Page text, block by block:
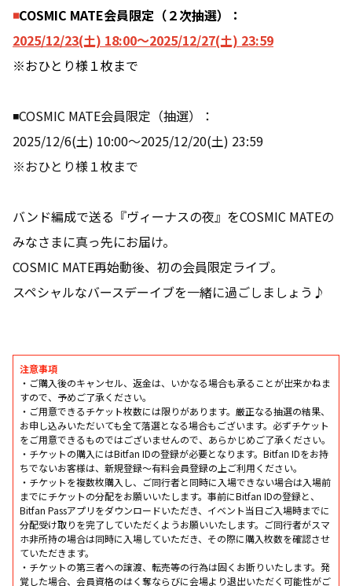
◾COSMIC MATE会員限定（２次抽選）：
2025/12/23(土) 18:00〜2025/12/27(土) 23:59
※おひとり様１枚まで
◾COSMIC MATE会員限定（抽選）：
2025/12/6(土) 10:00〜2025/12/20(土) 23:59
※おひとり様１枚まで
バンド編成で送る『ヴィーナスの夜』をCOSMIC MATEの
みなさまに真っ先にお届け。
COSMIC MATE再始動後、初の会員限定ライブ。
スペシャルなバースデーイブを一緒に過ごしましょう♪
注意事項
・ご購入後のキャンセル、返金は、いかなる場合も承ることが出来かねま
すので、予めご了承ください。
・ご用意できるチケット枚数には限りがあります。厳正なる抽選の結果、
お申し込みいただいても全て落選となる場合もございます。必ずチケット
をご用意できるものではございませんので、あらかじめご了承ください。
・チケットの購入にはBitfan IDの登録が必要となります。 Bitfan IDをお持
ちでないお客様は、新規登録～有料会員登録の上ご利用ください。
・チケットを複数枚購入し、ご同行者と同時に入場できない場合は入場前
までにチケットの分配をお願いいたします。事前にBitfan IDの登録と、
Bitfan Passアプリをダウンロードいただき、イベント当日ご入場時までに
分配受け取りを完了していただくようお願いいたします。ご同行者がスマ
ホ非所持の場合は同時に入場していただき、その際に購入枚数を確認させ
ていただきます。
・チケットの第三者への譲渡、転売等の行為は固くお断りいたします。発
覚した場合、会員資格のはく奪ならびに会場より退出いただく可能性がご